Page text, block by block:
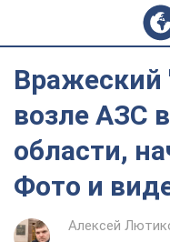
Вражеский
возле АЗС
области,
Фото и
Алексей